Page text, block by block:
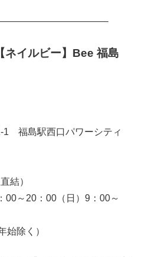
イルビー】Bee 福島
1 福島駅西口パワーシティ
結）
00～20：00（日）9：00～
始除く）